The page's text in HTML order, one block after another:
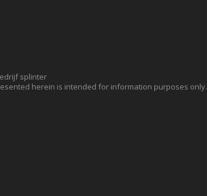
splinter
herein is intended for information purposes only.